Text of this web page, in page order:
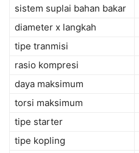
sistem suplai bahan bakar
diameter x langkah
tipe tranmisi
rasio kompresi
daya maksimum
torsi maksimum
tipe starter
tipe kopling